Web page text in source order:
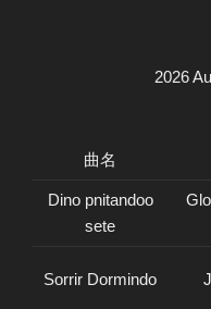
2026
曲名
Dino pnitandoo
sete
Sorrir Dormindo